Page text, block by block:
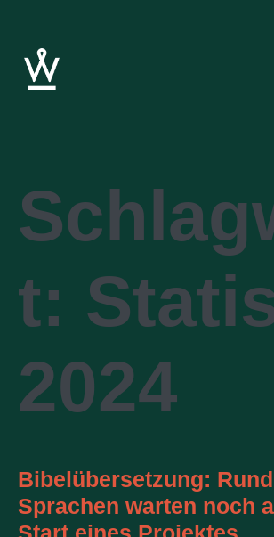
t:
2024
Bibelübersetzung:
Sprachen warten noch